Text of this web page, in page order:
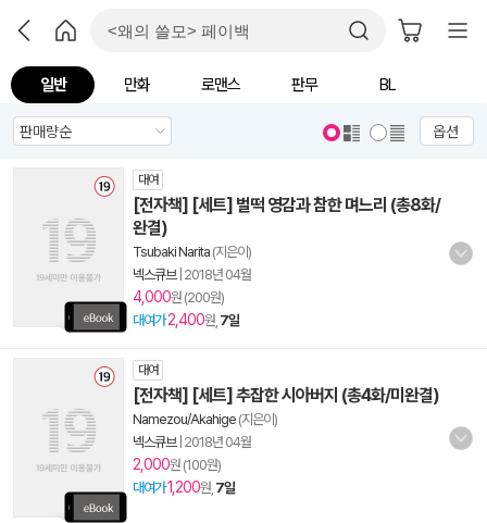
일반 만화 로맨스 판무 BL
옵션
대여
[전자책] [세트] 벌떡 영감과 참한 며느리 (총8화/
완결)
Tsubaki Narita (지은이)
넥스큐브| 2018년 04월
4,000원 (200원)
대여가 2,400원, 7일
대여
[전자책] [세트] 추잡한 시아버지 (총4화/미완결)
Namezou/Akahige (지은이)
넥스큐브| 2018년 04월
2,000원 (100원)
대여가1,200원, 7일